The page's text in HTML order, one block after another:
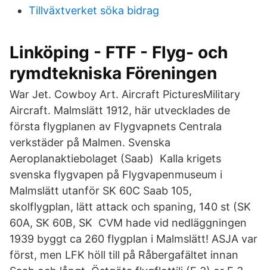
Tillväxtverket söka bidrag
Linköping - FTF - Flyg- och
rymdtekniska Föreningen
War Jet. Cowboy Art. Aircraft PicturesMilitary
Aircraft. Malmslätt 1912, här utvecklades de
första flygplanen av Flygvapnets Centrala
verkstäder på Malmen. Svenska
Aeroplanaktiebolaget (Saab) Kalla krigets
svenska flygvapen på Flygvapenmuseum i
Malmslätt utanför SK 60C Saab 105,
skolflygplan, lätt attack och spaning, 140 st (SK
60A, SK 60B, SK CVM hade vid nedläggningen
1939 byggt ca 260 flygplan i Malmslätt! ASJA var
först, men LFK höll till på Råbergafältet innan